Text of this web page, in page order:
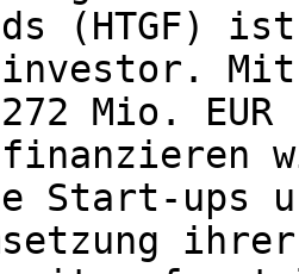
(HTGF)
Mit
Mio.
Start-ups